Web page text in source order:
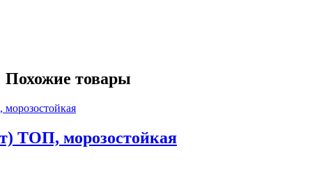
Похожие товары
ТОП, морозостойкая